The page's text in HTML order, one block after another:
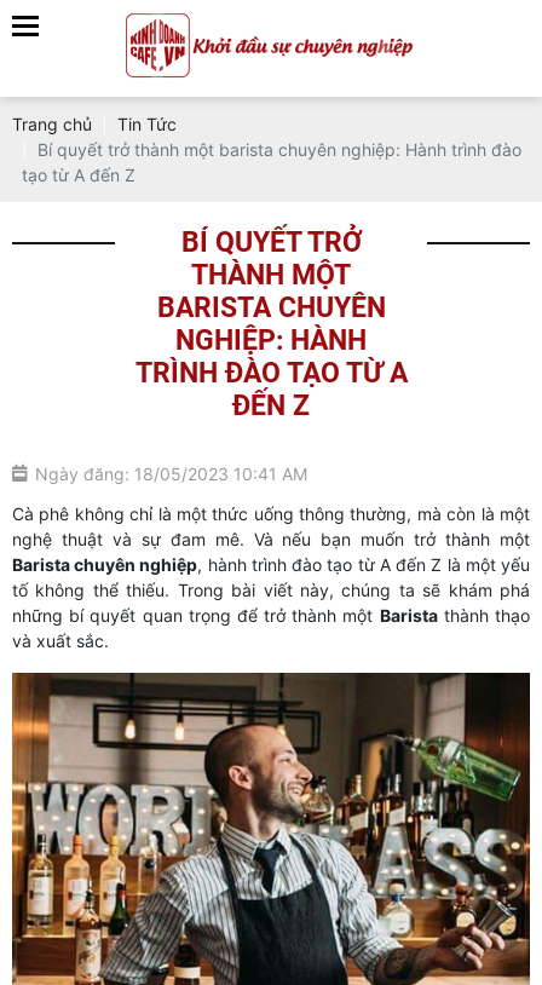
Trang chủ
Tin Tức
Bí quyết trở thành một barista chuyên nghiệp: Hành trình đào
tạo từ A đến Z
BÍ QUYẾT TRỞ
THÀNH MỘT
BARISTA CHUYÊN
NGHIỆP: HÀNH
TRÌNH ĐÀO TẠO TỪ A
ĐẾN Z
Ngày đăng: 18/05/2023 10:41 AM
Cà phê không chỉ là một thức uống thông thường, mà còn là một
nghệ thuật và sự đam mê. Và nếu bạn muốn trở thành một
Barista chuyên nghiệp, hành trình đào tạo từ A đến Z là một yếu
tố không thể thiếu. Trong bài viết này, chúng ta sẽ khám phá
những bí quyết quan trọng để trở thành một Baristathành thạo
và xuất sắc.